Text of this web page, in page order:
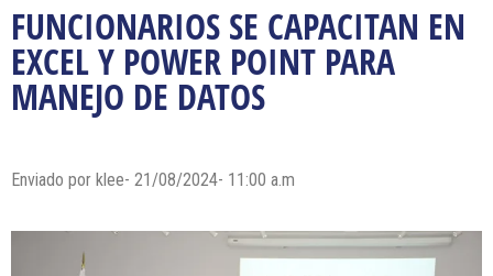
FUNCIONARIOS SE CAPACITAN EN
EXCEL Y POWER POINT PARA
MANEJO DE DATOS
Enviado por klee- 21/08/2024- 11:00 a.m